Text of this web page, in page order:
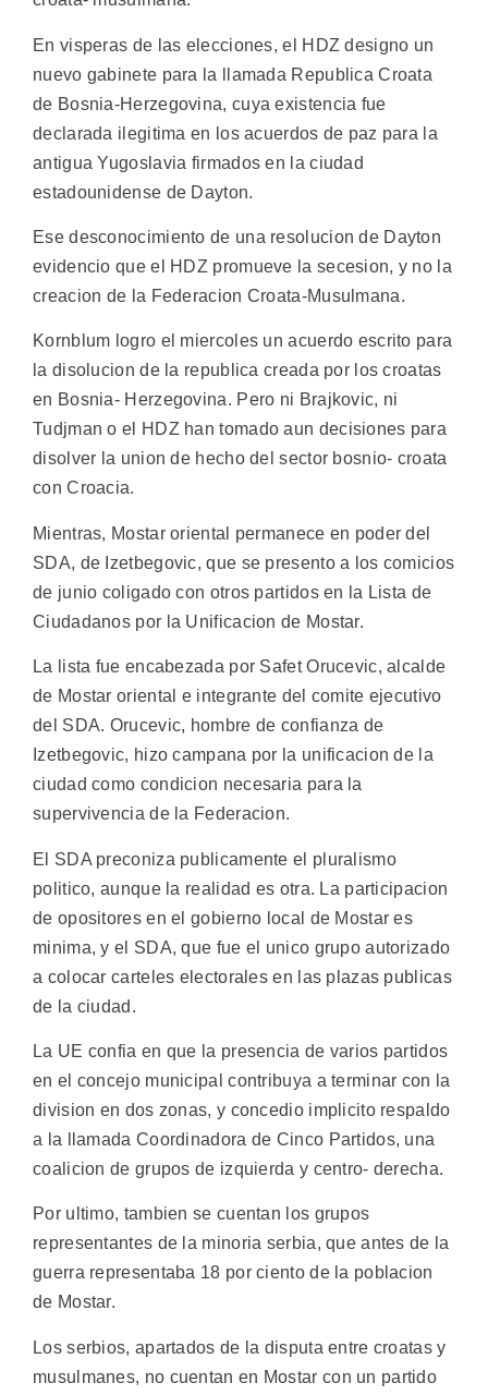
En visperas de las elecciones, el HDZ designo un
nuevo gabinete para la llamada Republica Croata
de Bosnia-Herzegovina, cuya existencia fue
declarada ilegitima en los acuerdos de paz para la
antigua Yugoslavia firmados en la ciudad
estadounidense de Dayton.
Ese desconocimiento de una resolucion de Dayton
evidencio que el HDZ promueve la secesion, y no la
creacion de la Federacion Croata-Musulmana.
Kornblum logro el miercoles un acuerdo escrito para
la disolucion de la republica creada por los croatas
en Bosnia- Herzegovina. Pero ni Brajkovic, ni
Tudjman o el HDZ han tomado aun decisiones para
disolver la union de hecho del sector bosnio- croata
con Croacia.
Mientras, Mostar oriental permanece en poder del
SDA, de Izetbegovic, que se presento a los comicios
de junio coligado con otros partidos en la Lista de
Ciudadanos por la Unificacion de Mostar.
La lista fue encabezada por Safet Orucevic, alcalde
de Mostar oriental e integrante del comite ejecutivo
del SDA. Orucevic, hombre de confianza de
Izetbegovic, hizo campana por la unificacion de la
ciudad como condicion necesaria para la
supervivencia de la Federacion.
El SDA preconiza publicamente el pluralismo
politico, aunque la realidad es otra. La participacion
de opositores en el gobierno local de Mostar es
minima, y el SDA, que fue el unico grupo autorizado
a colocar carteles electorales en las plazas publicas
de la ciudad.
La UE confia en que la presencia de varios partidos
en el concejo municipal contribuya a terminar con la
division en dos zonas, y concedio implicito respaldo
a la llamada Coordinadora de Cinco Partidos, una
coalicion de grupos de izquierda y centro- derecha.
Por ultimo, tambien se cuentan los grupos
representantes de la minoria serbia, que antes de la
guerra representaba 18 por ciento de la poblacion
de Mostar.
Los serbios, apartados de la disputa entre croatas y
musulmanes, no cuentan en Mostar con un partido